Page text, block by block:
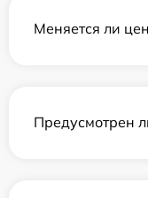
Меняется ли
Предусмотрен